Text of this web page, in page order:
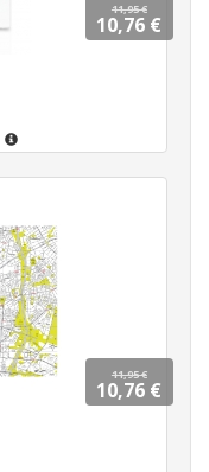
11,95 €
10,76 €
11,95 €
10,76 €